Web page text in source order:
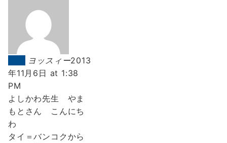
ヨッスィー2013
年11月6日 at 1:38
PM
よしかわ先生 やま
もとさん こんにち
わ
タイ＝バンコクから